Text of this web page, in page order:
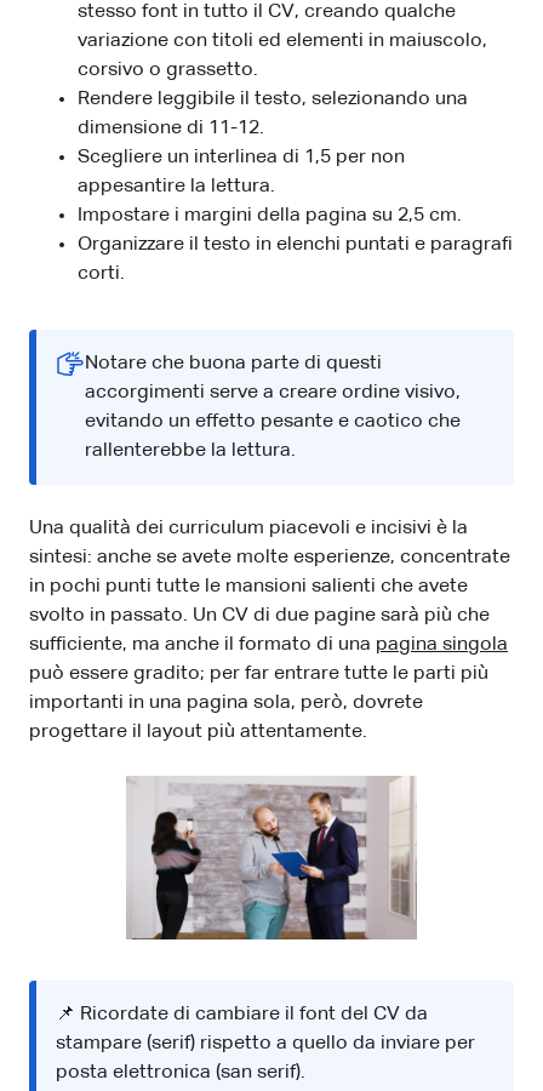
stesso font in tutto il CV, creando qualche
variazione con titoli ed elementi in maiuscolo,
corsivo o grassetto.
Rendere leggibile il testo, selezionando una
dimensione di 11-12.
Scegliere un interlinea di 1,5 per non
appesantire la lettura.
Impostare i margini della pagina su 2,5 cm.
Organizzare il testo in elenchi puntati e paragrafi
corti.
Notare che buona parte di questi
accorgimenti serve a creare ordine visivo,
evitando un effetto pesante e caotico che
rallenterebbe la lettura.
Una qualità dei curriculum piacevoli e incisivi è la
sintesi: anche se avete molte esperienze, concentrate
in pochi punti tutte le mansioni salienti che avete
svolto in passato. Un CV di due pagine sarà più che
sufficiente, ma anche il formato di una pagina singola
può essere gradito; per far entrare tutte le parti più
importanti in una pagina sola, però, dovrete
progettare il layout più attentamente.
📌 Ricordate di cambiare il font del CV da
stampare (serif) rispetto a quello da inviare per
posta elettronica (san serif).